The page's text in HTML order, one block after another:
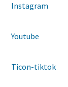
Instagram
Youtube
Ticon-tiktok